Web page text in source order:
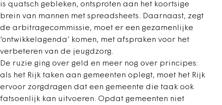
is quatsch gebleken, ontsproten aan het koortsige
brein van mannen met spreadsheets. Daarnaast, zegt
de arbitragecommissie, moet er een gezamenlijke
‘ontwikkelagenda’ komen, met afspraken voor het
verbeteren van de jeugdzorg.
De ruzie ging over geld en meer nog over principes:
als het Rijk taken aan gemeenten oplegt, moet het Rijk
ervoor zorgdragen dat een gemeente die taak ook
fatsoenlijk kan uitvoeren. Opdat gemeenten niet